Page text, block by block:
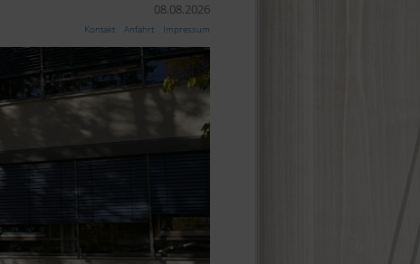
08.08.2026
Kontakt Anfahrt Impressum